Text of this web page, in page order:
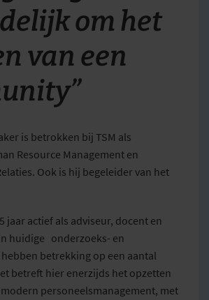
om het
van een
is betrokken bij TSM als
Resource Management en
Ook is hij begeleider van het
jaar actief als adviseur, docent en
huidige onderzoeks- en
betrekking op een aantal
betreft hier enerzijds het opzetten
personeelsmanagement, met